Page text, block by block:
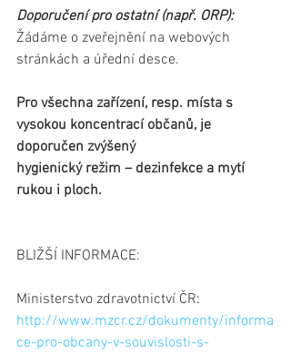
Doporučení pro ostatní (např. ORP):
Žádáme o zveřejnění na webových
stránkách a úřední desce.
Pro všechna zařízení, resp. místa s
vysokou koncentrací občanů, je
doporučen zvýšený
hygienický režim – dezinfekce a mytí
rukou i ploch.
BLIŽŠÍ INFORMACE:
Ministerstvo zdravotnictví ČR:
http://www.mzcr.cz/dokumenty/informa
ce-pro-obcany-v-souvislosti-s-